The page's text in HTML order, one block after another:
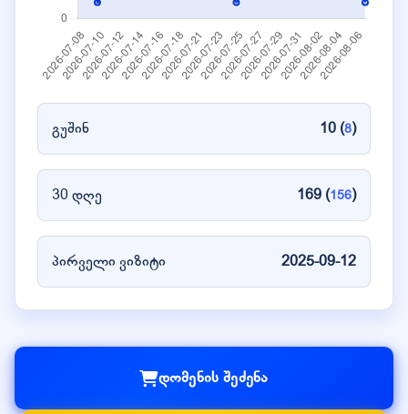
გუშინ 10 (8)
30 დღე 169 (156)
პირველი ვიზიტი 2025-09-12
დომენის შეძენა